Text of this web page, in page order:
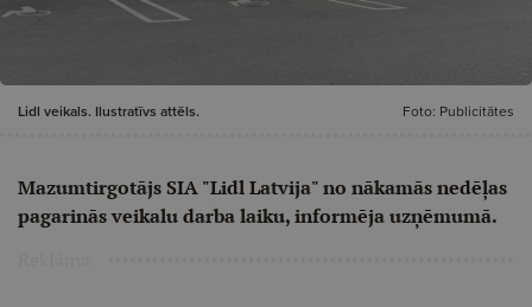
Lidl veikals. Ilustratīvs attēls. Foto: Publicitātes
Mazumtirgotājs SIA "Lidl Latvija" no nākamās nedēļas
pagarinās veikalu darba laiku, informēja uzņēmumā.